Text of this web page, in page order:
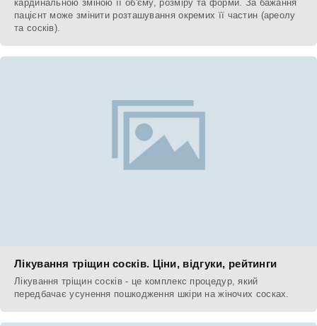
кардинальною зміною її об'єму, розміру та форми. За бажання
пацієнт може змінити розташування окремих її частин (ареолу
та сосків).
Лікування тріщин сосків. Ціни, відгуки, рейтинги
Лікування тріщин сосків - це комплекс процедур, який
передбачає усунення пошкодження шкіри на жіночих сосках.